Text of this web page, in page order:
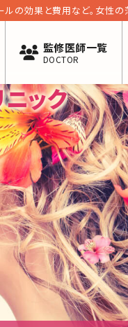
ルの効果と費用など。女性の
監修医師一覧
DOCTOR
ニック